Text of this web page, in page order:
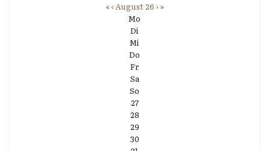
«‹August 26 ›»
Mo
Di
Mi
Do
Fr
Sa
So
27
28
29
30